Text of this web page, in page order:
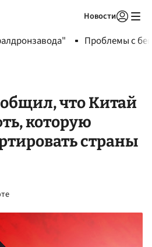
Новости
Проблемы с
что Китай
которую
страны